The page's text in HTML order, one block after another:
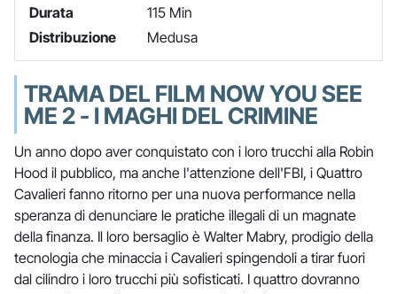
Durata
115 Min
Distribuzione
Medusa
TRAMA DEL FILM NOW YOU SEE
ME 2 - I MAGHI DEL CRIMINE
Un anno dopo aver conquistato con i loro trucchi alla Robin
Hood il pubblico, ma anche l'attenzione dell'FBI, i Quattro
Cavalieri fanno ritorno per una nuova performance nella
speranza di denunciare le pratiche illegali di un magnate
della finanza. Il loro bersaglio è Walter Mabry, prodigio della
tecnologia che minaccia i Cavalieri spingendoli a tirar fuori
dal cilindro i loro trucchi più sofisticati. I quattro dovranno